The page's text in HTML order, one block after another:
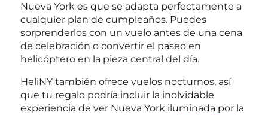
Nueva York es que se adapta perfectamente a
cualquier plan de cumpleaños. Puedes
sorprenderlos con un vuelo antes de una cena
de celebración o convertir el paseo en
helicóptero en la pieza central del día.
HeliNY también ofrece vuelos nocturnos, así
que tu regalo podría incluir la inolvidable
experiencia de ver Nueva York iluminada por la